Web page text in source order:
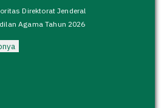
Direktorat Jenderal
Agama Tahun 2026